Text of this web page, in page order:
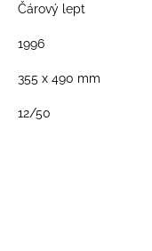
Čárový lept
1996
355 x 490 mm
12/50